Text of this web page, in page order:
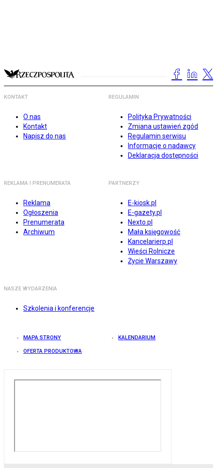
KONTAKT
O nas
Kontakt
Napisz do nas
REGULAMIN
Polityka Prywatności
Zmiana ustawień zgód
Regulamin serwisu
Informacje o nadawcy
Deklaracja dostępności
REKLAMA I PRENUMERATA
Reklama
Ogłoszenia
Prenumerata
Archiwum
PARTNERZY
E-kiosk.pl
E-gazety.pl
Nexto.pl
Mała księgowość
Kancelarierp.pl
Wieści Rolnicze
Życie Warszawy
NASZE WYDARZENIA
Szkolenia i konferencje
MAPA STRONY KALENDARIUM
OFERTA PRODUKTOWA